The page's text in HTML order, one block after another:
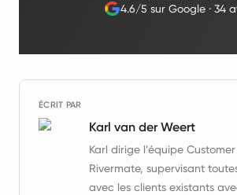
4.6/5 sur Google· 34
ÉCRIT PAR
Karl van der Weert
Karl dirige l’équipe
Rivermate, supervisant
avec les clients existants